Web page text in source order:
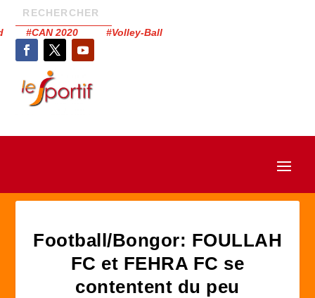
#CAN 2020 #Volley-Ball
Football/Bongor: FOULLAH
FC et FEHRA FC se
contentent du peu